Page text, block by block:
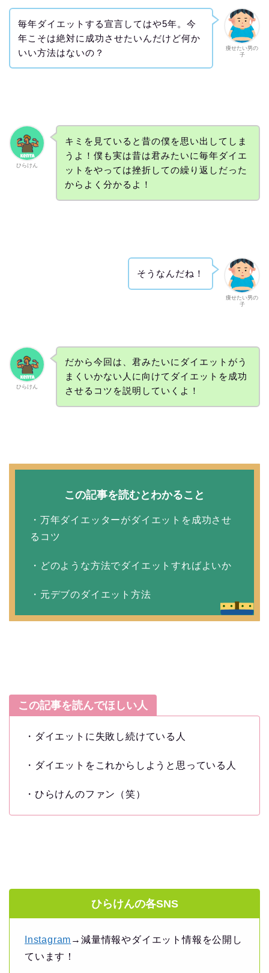
痩せたい男の
子
毎年ダイエットする宣言してはや5年。今
年こそは絶対に成功させたいんだけど何か
いい方法はないの？
ひらけん
キミを見ていると昔の僕を思い出してしま
うよ！僕も実は昔は君みたいに毎年ダイエ
ットをやっては挫折しての繰り返しだった
からよく分かるよ！
痩せたい男の
子
そうなんだね！
ひらけん
だから今回は、君みたいにダイエットがう
まくいかない人に向けてダイエットを成功
させるコツを説明していくよ！
この記事を読むとわかること
・万年ダイエッターがダイエットを成功させ
るコツ
・どのような方法でダイエットすればよいか
・元デブのダイエット方法
この記事を読んでほしい人
・ダイエットに失敗し続けている人
・ダイエットをこれからしようと思っている人
・ひらけんのファン（笑）
ひらけんの各SNS
Instagram →減量情報やダイエット情報を公開し
ています！